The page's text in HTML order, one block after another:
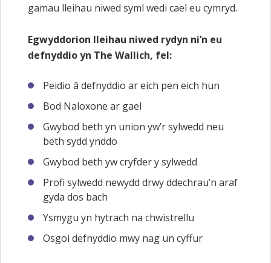
gamau lleihau niwed syml wedi cael eu cymryd.
Egwyddorion lleihau niwed rydyn ni’n eu
defnyddio yn The Wallich, fel:
Peidio â defnyddio ar eich pen eich hun
Bod Naloxone ar gael
Gwybod beth yn union yw’r sylwedd neu
beth sydd ynddo
Gwybod beth yw cryfder y sylwedd
Profi sylwedd newydd drwy ddechrau’n araf
gyda dos bach
Ysmygu yn hytrach na chwistrellu
Osgoi defnyddio mwy nag un cyffur